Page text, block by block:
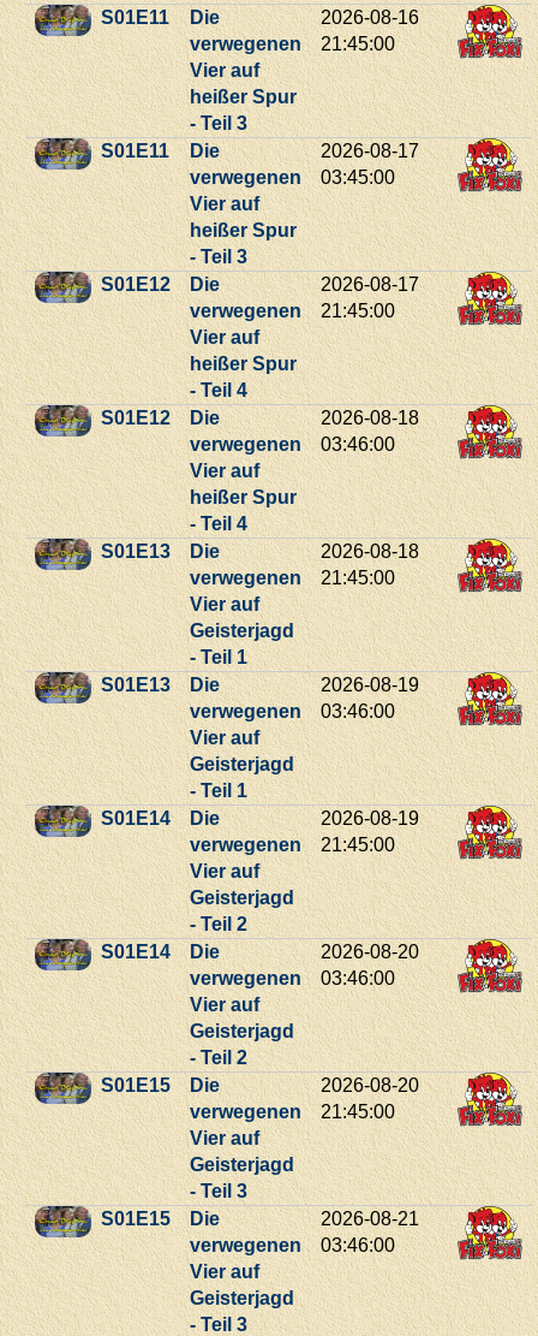
S01E11
Die
verwegenen
Vier auf
heißer Spur
- Teil 3
2026-08-16
21:45:00
S01E11
Die
verwegenen
Vier auf
heißer Spur
- Teil 3
2026-08-17
03:45:00
S01E12
Die
verwegenen
Vier auf
heißer Spur
- Teil 4
2026-08-17
21:45:00
S01E12
Die
verwegenen
Vier auf
heißer Spur
- Teil 4
2026-08-18
03:46:00
S01E13
Die
verwegenen
Vier auf
Geisterjagd
- Teil 1
2026-08-18
21:45:00
S01E13
Die
verwegenen
Vier auf
Geisterjagd
- Teil 1
2026-08-19
03:46:00
S01E14
Die
verwegenen
Vier auf
Geisterjagd
- Teil 2
2026-08-19
21:45:00
S01E14
Die
verwegenen
Vier auf
Geisterjagd
- Teil 2
2026-08-20
03:46:00
S01E15
Die
verwegenen
Vier auf
Geisterjagd
- Teil 3
2026-08-20
21:45:00
S01E15
Die
verwegenen
Vier auf
Geisterjagd
- Teil 3
2026-08-21
03:46:00